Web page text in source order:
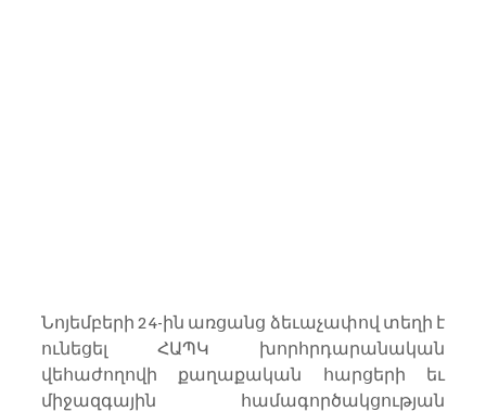
Նոյեմբերի 24-ին առցանց ձեւաչափով տեղի է
ունեցել ՀԱՊԿ խորհրդարանական
վեհաժողովի քաղաքական հարցերի եւ
միջազգային համագործակցության